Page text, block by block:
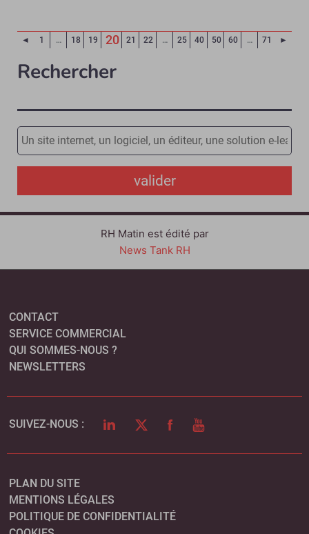
◄ Page précédente
1 … 18 19
20
21 22 … 25 40 50 60 … 71 ►
Rechercher
valider
RH Matin est édité par
News Tank RH
CONTACT
SERVICE COMMERCIAL
QUI SOMMES-NOUS ?
NEWSLETTERS
SUIVEZ-NOUS : LINKEDINTWITTERFACEBOOK
YOUTUBE
PLAN DU SITE
MENTIONS LÉGALES
POLITIQUE DE CONFIDENTIALITÉ